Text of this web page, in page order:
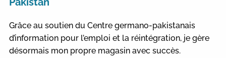
Grâce au soutien du Centre germano-pakistanais
d’information pour l’emploi et la réintégration, je gère
désormais mon propre magasin avec succès.